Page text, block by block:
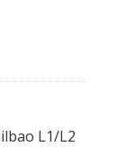
L1/L2